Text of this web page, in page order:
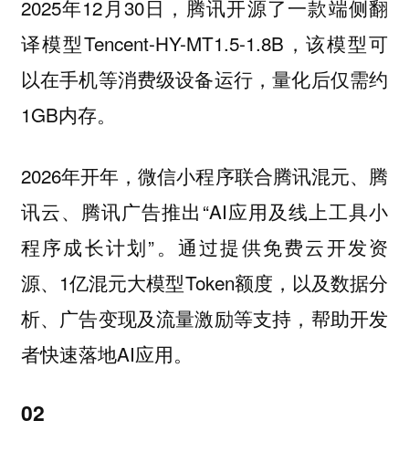
2025年12月30日，腾讯开源了一款端侧翻
译模型Tencent-HY-MT1.5-1.8B，该模型可
以在手机等消费级设备运行，量化后仅需约
1GB内存。
2026年开年，微信小程序联合腾讯混元、腾
讯云、腾讯广告推出“AI应用及线上工具小
程序成长计划”。通过提供免费云开发资
源、1亿混元大模型Token额度，以及数据分
析、广告变现及流量激励等支持，帮助开发
者快速落地AI应用。
02